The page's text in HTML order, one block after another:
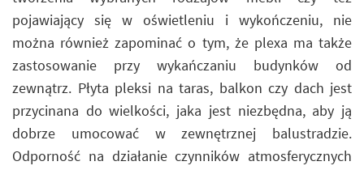
pojawiający się w oświetleniu i wykończeniu, nie
można również zapominać o tym, że plexa ma także
zastosowanie przy wykańczaniu budynków od
zewnątrz. Płyta pleksi na taras, balkon czy dach jest
przycinana do wielkości, jaka jest niezbędna, aby ją
dobrze umocować w zewnętrznej balustradzie.
Odporność na działanie czynników atmosferycznych